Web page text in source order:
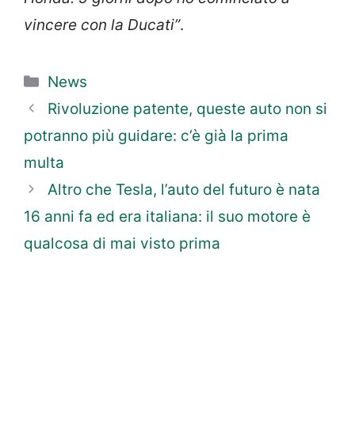
vincere con la Ducati”.
Categorie
News
Rivoluzione patente, queste auto non si
potranno più guidare: c’è già la prima
multa
Altro che Tesla, l’auto del futuro è nata
16 anni fa ed era italiana: il suo motore è
qualcosa di mai visto prima